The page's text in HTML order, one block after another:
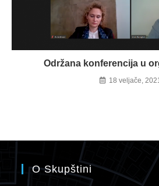
Održana konferencija u
18 veljače,
O Skupštini